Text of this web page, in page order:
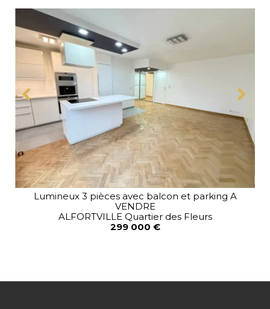
Lumineux 3 pièces avec balcon et parking A
VENDRE
ALFORTVILLE Quartier des Fleurs
299 000 €